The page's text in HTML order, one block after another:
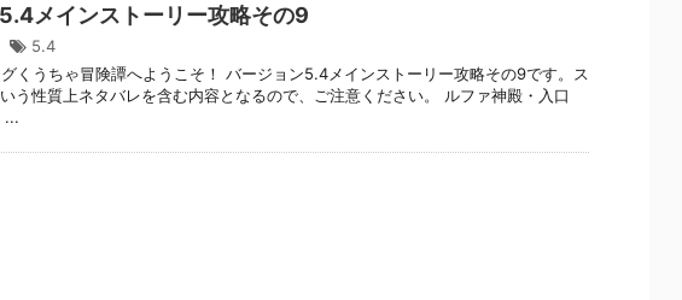
メインストーリー攻略その9
5.4
グくうちゃ冒険譚へようこそ！ バージョン5.4メインストーリー攻略その9です。ス
う性質上ネタバレを含む内容となるので、ご注意ください。 ルファ神殿・入口
...